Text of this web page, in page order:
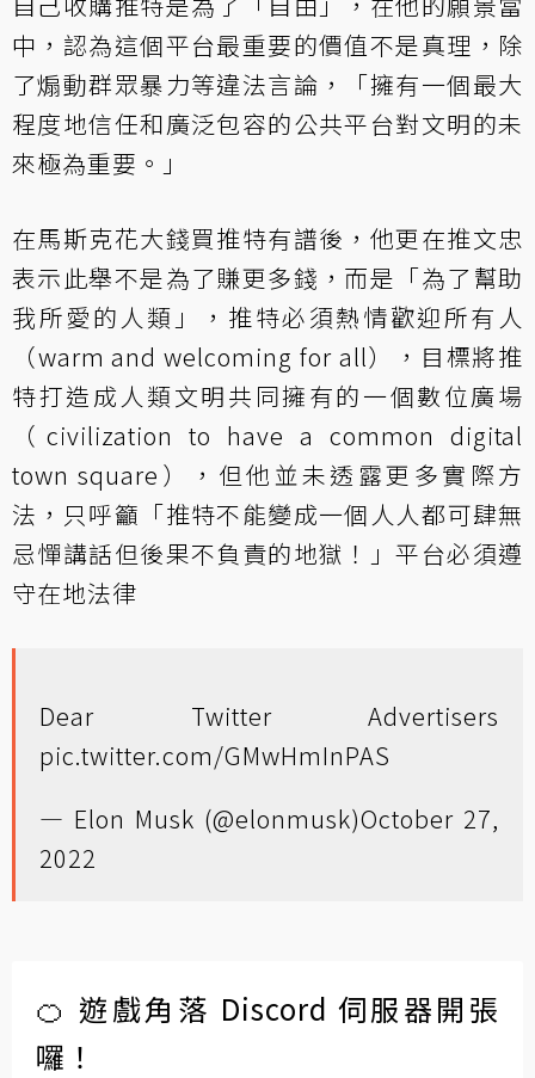
中，認為這個平台最重要的價值不是真理，除
了煽動群眾暴力等違法言論，「擁有一個最大
程度地信任和廣泛包容的公共平台對文明的未
來極為重要。」
在馬斯克花大錢買推特有譜後，他更在推文忠
表示此舉不是為了賺更多錢，而是「為了幫助
我所愛的人類」，推特必須熱情歡迎所有人
（warm and welcoming for all），目標將推
特打造成人類文明共同擁有的一個數位廣場
（civilization to have a common digital
town square），但他並未透露更多實際方
法，只呼籲「推特不能變成一個人人都可肆無
忌憚講話但後果不負責的地獄！」平台必須遵
守在地法律
Dear Twitter Advertisers
pic.twitter.com/GMwHmInPAS
— Elon Musk (@elonmusk)October 27,
2022
🍊 遊戲角落 Discord 伺服器開張
囉！